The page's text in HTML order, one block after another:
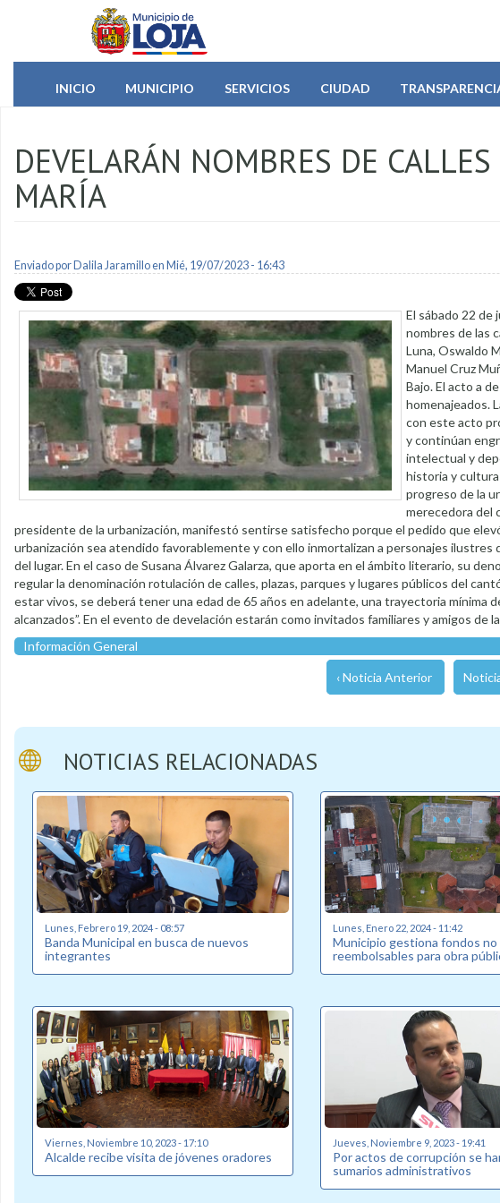
Pasar al contenido principal
INICIO
MUNICIPIO SERVICIOS CIUDAD
DEVELARÁN NOMBRES DE
MARÍA
Enviado por Dalila Jaramilloen Mié, 19/07/2023 - 16:43
El sábado 22 de
nombres de las
Luna, Oswaldo
Manuel Cruz
Bajo. El acto a
homenajeados.
con este acto
y continúan
intelectual y
historia y
progreso de la
merecedora del
presidente de la urbanización, manifestó sentirse satisfecho porque el pedido que
urbanización sea atendido favorablemente y con ello inmortalizan a personajes
del lugar. En el caso de Susana Álvarez Galarza, que aporta en el ámbito literario, su
regular la denominación rotulación de calles, plazas, parques y lugares públicos del
estar vivos, se deberá tener una edad de 65 años en adelante, una trayectoria mínima
alcanzados”. En el evento de develación estarán como invitados familiares y amigos de
Información General
‹ Noticia Anterior
NOTICIAS RELACIONADAS
Lunes, Febrero 19, 2024 - 08:57
Banda Municipal en busca de nuevos
integrantes
Lunes, Enero 22, 2024 - 11:42
Municipio gestiona fondos no
reembolsables para obra
Viernes, Noviembre 10, 2023 - 17:10
Alcalde recibe visita de jóvenes oradores
Jueves, Noviembre 9, 2023 - 19:41
Por actos de corrupción se
sumarios administrativos